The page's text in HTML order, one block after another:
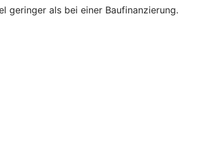
geringer als bei einer Baufinanzierung.